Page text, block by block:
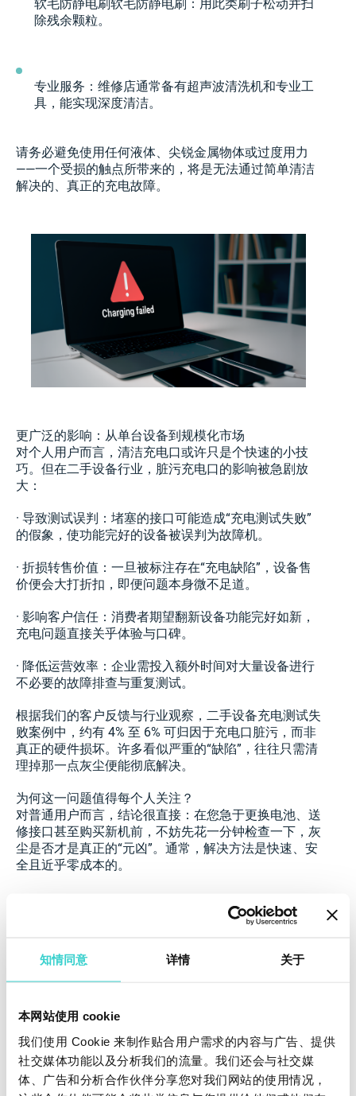
知情同意 详情 关于
本网站使用 cookie
我们使用 Cookie 来制作贴合用户需求的内容与广告、提供
社交媒体功能以及分析我们的流量。我们还会与社交媒
体、广告和分析合作伙伴分享您对我们网站的使用情况，
软毛防静电刷软毛防静电刷：用此类刷子松动并扫
除残余颗粒。
专业服务：维修店通常备有超声波清洗机和专业工
具，能实现深度清洁。
请务必避免使用任何液体、尖锐金属物体或过度用力
——一个受损的触点所带来的，将是无法通过简单清洁
解决的、真正的充电故障。
更广泛的影响：从单台设备到规模化市场
对个人用户而言，清洁充电口或许只是个快速的小技
巧。但在二手设备行业，脏污充电口的影响被急剧放
大：
· 导致测试误判：堵塞的接口可能造成“充电测试失败”
的假象，使功能完好的设备被误判为故障机。
· 折损转售价值：一旦被标注存在“充电缺陷”，设备售
价便会大打折扣，即便问题本身微不足道。
· 影响客户信任：消费者期望翻新设备功能完好如新，
充电问题直接关乎体验与口碑。
· 降低运营效率：企业需投入额外时间对大量设备进行
不必要的故障排查与重复测试。
根据我们的客户反馈与行业观察，二手设备充电测试失
败案例中，约有 4% 至 6% 可归因于充电口脏污，而非
真正的硬件损坏。许多看似严重的“缺陷”，往往只需清
理掉那一点灰尘便能彻底解决。
为何这一问题值得每个人关注？
对普通用户而言，结论很直接：在您急于更换电池、送
修接口甚至购买新机前，不妨先花一分钟检查一下，灰
尘是否才是真正的“元凶”。通常，解决方法是快速、安
全且近乎零成本的。
从我们与二手市场企业的合作经验来看，认识到充电口
少不必要的设备报废，并维护客户信任。那些将接口检
查纳入标准流程的客户，普遍反馈测试误判率下降、处
脏污的充电口，问题虽小，影响却远不止于一次失败的
充电。它不仅困扰着个人用户，更在二手市场中制造着
不必要的检测障碍与价值折损。